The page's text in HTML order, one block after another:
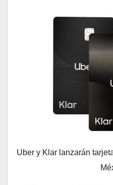
Uber y Klar lanzarán